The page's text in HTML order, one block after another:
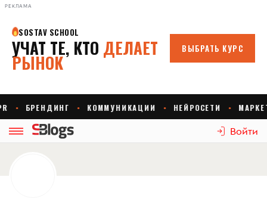
РЕКЛАМА
Войти